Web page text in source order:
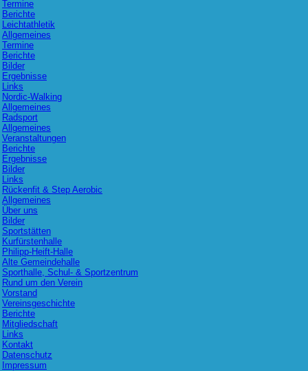
Termine
Berichte
Leichtathletik
Allgemeines
Termine
Berichte
Bilder
Ergebnisse
Links
Nordic-Walking
Allgemeines
Radsport
Allgemeines
Veranstaltungen
Berichte
Ergebnisse
Bilder
Links
Rückenfit & Step Aerobic
Allgemeines
Über uns
Bilder
Sportstätten
Kurfürstenhalle
Philipp-Heift-Halle
Alte Gemeindehalle
Sporthalle, Schul- & Sportzentrum
Rund um den Verein
Vorstand
Vereinsgeschichte
Berichte
Mitgliedschaft
Links
Kontakt
Datenschutz
Impressum